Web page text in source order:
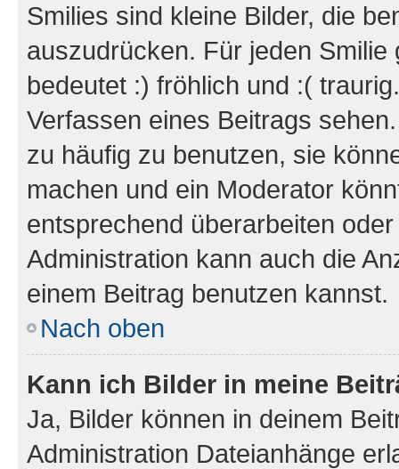
Smilies sind kleine Bilder, die
auszudrücken. Für jeden
bedeutet :) fröhlich und :(
Verfassen eines Beitrags
zu häufig zu benutzen, sie
machen und ein Moderator
entsprechend überarbeiten
Administration kann auch die
einem Beitrag benutzen kannst.
Nach oben
Kann ich Bilder in meine
Ja, Bilder können in deinem
Administration Dateianhänge